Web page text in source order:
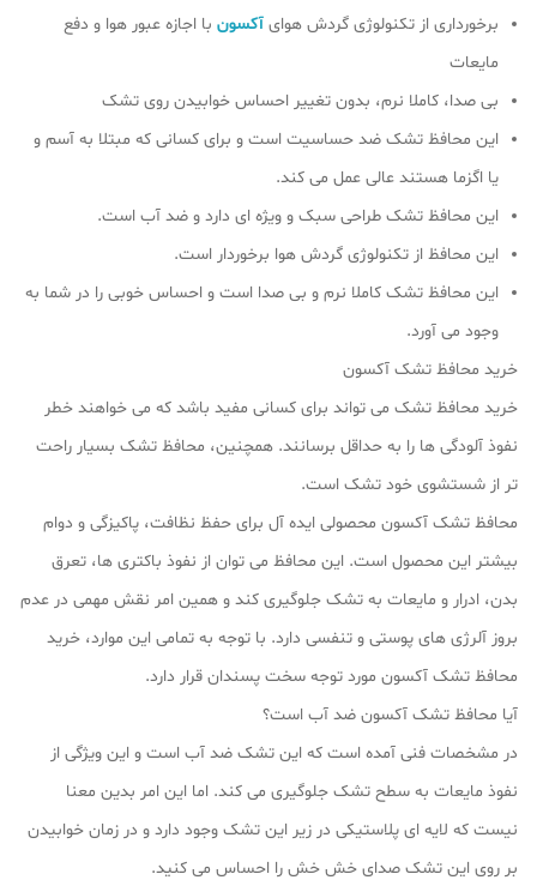
برخورداری از تکنولوژی گردش هوای آکسون با اجازه عبور هوا و دفع
مایعات
بی صدا، کاملا نرم، بدون تغییر احساس خوابیدن روی تشک
این محافظ تشک ضد حساسیت است و برای کسانی که مبتلا به آسم و
یا اگزما هستند عالی عمل می کند.
این محافظ تشک طراحی سبک و ویژه ای دارد و ضد آب است.
این محافظ از تکنولوژی گردش هوا برخوردار است.
این محافظ تشک کاملا نرم و بی صدا است و احساس خوبی را در شما به
وجود می آورد.
خرید محافظ تشک آکسون
خرید محافظ تشک می تواند برای کسانی مفید باشد که می خواهند خطر
نفوذ آلودگی ها را به حداقل برسانند. همچنین، محافظ تشک بسیار راحت
تر از شستشوی خود تشک است.
محافظ تشک آکسون محصولی ایده آل برای حفظ نظافت، پاکیزگی و دوام
بیشتر این محصول است. این محافظ می توان از نفوذ باکتری ها، تعرق
بدن، ادرار و مایعات به تشک جلوگیری کند و همین امر نقش مهمی در عدم
بروز آلرژی های پوستی و تنفسی دارد. با توجه به تمامی این موارد، خرید
محافظ تشک آکسون مورد توجه سخت پسندان قرار دارد.
آیا محافظ تشک آکسون ضد آب است؟
در مشخصات فنی آمده است که این تشک ضد آب است و این ویژگی از
نفوذ مایعات به سطح تشک جلوگیری می کند. اما این امر بدین معنا
نیست که لایه ای پلاستیکی در زیر این تشک وجود دارد و در زمان خوابیدن
بر روی این تشک صدای خش خش را احساس می کنید.